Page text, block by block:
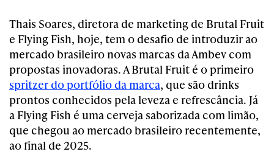
Thais Soares, diretora de marketing de Brutal Fruit
e Flying Fish, hoje, tem o desafio de introduzir ao
mercado brasileiro novas marcas da Ambev com
propostas inovadoras. A Brutal Fruit é o primeiro
spritzer do portfólio da marca, que são drinks
prontos conhecidos pela leveza e refrescância. Já
a Flying Fish é uma cerveja saborizada com limão,
que chegou ao mercado brasileiro recentemente,
ao final de 2025.